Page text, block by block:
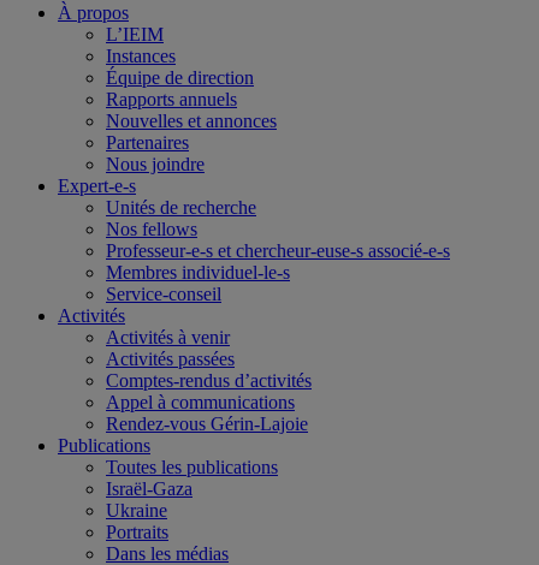
À propos
L’IEIM
Instances
Équipe de direction
Rapports annuels
Nouvelles et annonces
Partenaires
Nous joindre
Expert-e-s
Unités de recherche
Nos fellows
Professeur-e-s et chercheur-euse-s associé-e-s
Membres individuel-le-s
Service-conseil
Activités
Activités à venir
Activités passées
Comptes-rendus d’activités
Appel à communications
Rendez-vous Gérin-Lajoie
Publications
Toutes les publications
Israël-Gaza
Ukraine
Portraits
Dans les médias